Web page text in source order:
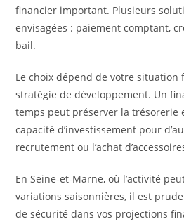
financier important. Plusieurs
envisagées : paiement comptant,
bail.
Le choix dépend de votre situation
stratégie de développement. Un
temps peut préserver la trésorerie
capacité d’investissement pour
recrutement ou l’achat
En Seine-et-Marne, où l’activité
variations saisonnières, il est
de sécurité dans vos projections